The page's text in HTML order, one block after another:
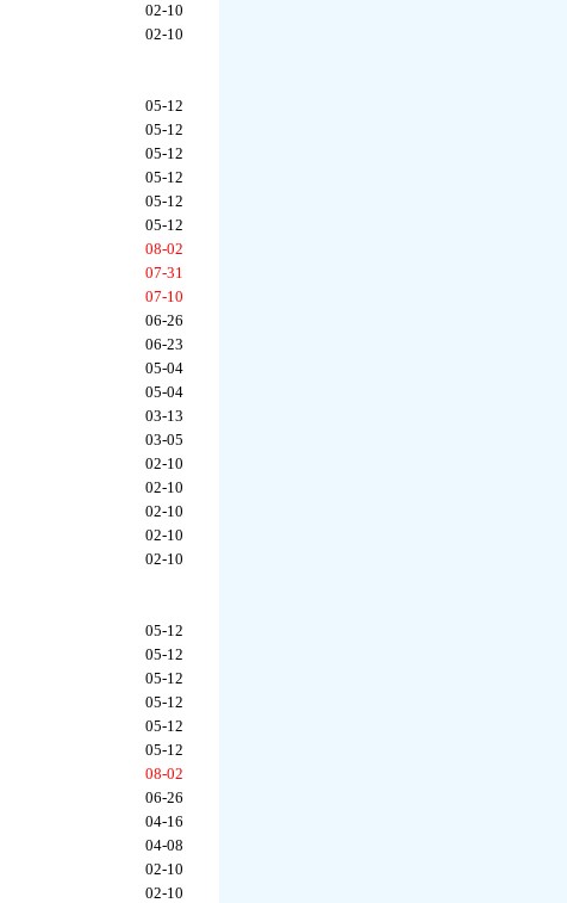
02-10
02-10
05-12
05-12
05-12
05-12
05-12
05-12
08-02
07-31
07-10
06-26
06-23
05-04
05-04
03-13
03-05
02-10
02-10
02-10
02-10
02-10
05-12
05-12
05-12
05-12
05-12
05-12
08-02
06-26
04-16
04-08
02-10
02-10